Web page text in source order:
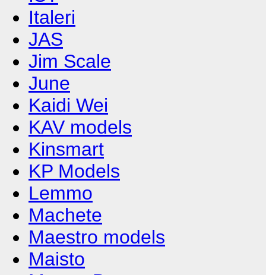
Italeri
JAS
Jim Scale
June
Kaidi Wei
KAV models
Kinsmart
KP Models
Lemmo
Machete
Maestro models
Maisto